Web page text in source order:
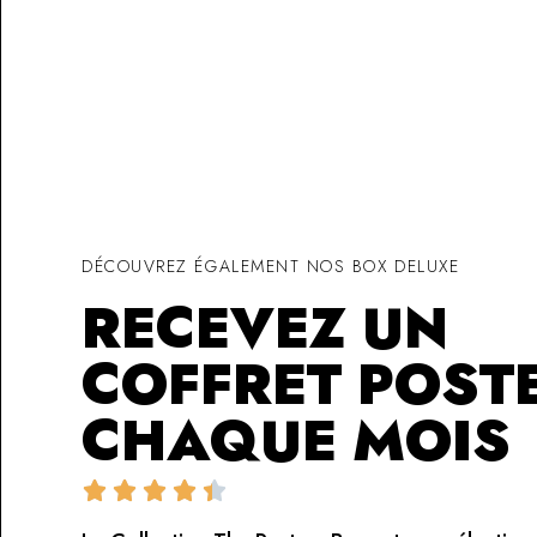
DÉCOUVREZ ÉGALEMENT NOS BOX DELUXE
RECEVEZ UN
COFFRET
CHAQUE MOIS
    